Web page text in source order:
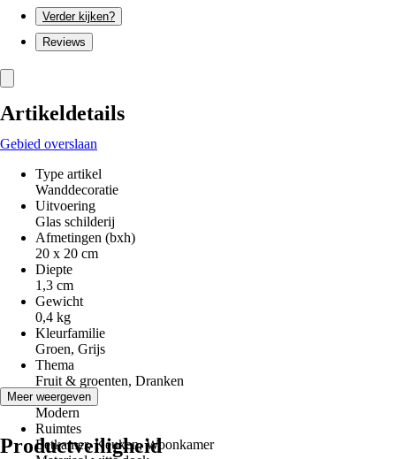
Verder kijken?
Reviews
Artikeldetails
Gebied overslaan
Type artikel
Wanddecoratie
Uitvoering
Glas schilderij
Afmetingen (bxh)
20 x 20 cm
Diepte
1,3 cm
Gewicht
0,4 kg
Kleurfamilie
Groen, Grijs
Thema
Fruit & groenten, Dranken
Stijl
Modern
Ruimtes
Eetkamer, Keuken, Woonkamer
Meer weergeven
Productveiligheid